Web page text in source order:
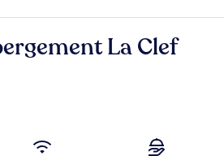
La Clef